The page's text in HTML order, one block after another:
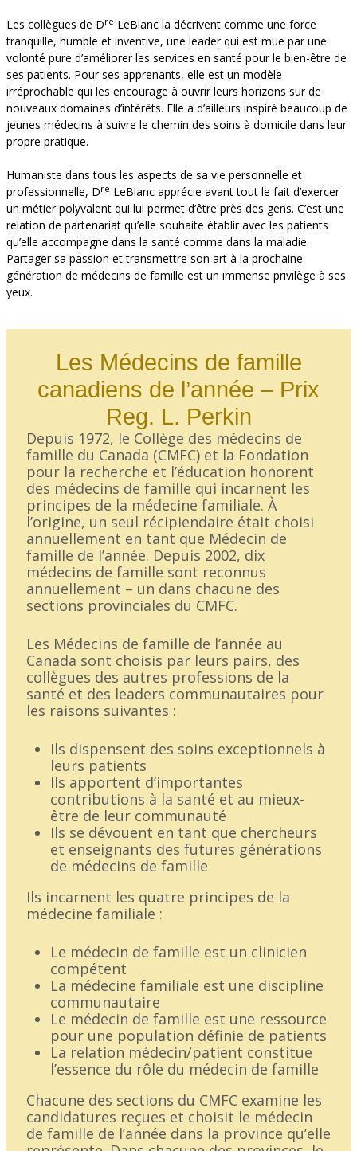
Les collègues de Dre LeBlanc la décrivent comme une force
tranquille, humble et inventive, une leader qui est mue par une
volonté pure d’améliorer les services en santé pour le bien-être de
ses patients. Pour ses apprenants, elle est un modèle
irréprochable qui les encourage à ouvrir leurs horizons sur de
nouveaux domaines d’intérêts. Elle a d’ailleurs inspiré beaucoup de
jeunes médecins à suivre le chemin des soins à domicile dans leur
propre pratique.
Humaniste dans tous les aspects de sa vie personnelle et
professionnelle, Dre LeBlanc apprécie avant tout le fait d’exercer
un métier polyvalent qui lui permet d’être près des gens. C’est une
relation de partenariat qu’elle souhaite établir avec les patients
qu’elle accompagne dans la santé comme dans la maladie.
Partager sa passion et transmettre son art à la prochaine
génération de médecins de famille est un immense privilège à ses
yeux.
Les Médecins de famille
canadiens de l’année – Prix
Reg. L. Perkin
Depuis 1972, le Collège des médecins de
famille du Canada (CMFC) et la Fondation
pour la recherche et l’éducation honorent
des médecins de famille qui incarnent les
principes de la médecine familiale. À
l’origine, un seul récipiendaire était choisi
annuellement en tant que Médecin de
famille de l’année. Depuis 2002, dix
médecins de famille sont reconnus
annuellement – un dans chacune des
sections provinciales du CMFC.
Les Médecins de famille de l’année au
Canada sont choisis par leurs pairs, des
collègues des autres professions de la
santé et des leaders communautaires pour
les raisons suivantes :
Ils dispensent des soins exceptionnels à
leurs patients
Ils apportent d’importantes
contributions à la santé et au mieux-
être de leur communauté
Ils se dévouent en tant que chercheurs
et enseignants des futures générations
de médecins de famille
Ils incarnent les quatre principes de la
médecine familiale :
Le médecin de famille est un clinicien
compétent
La médecine familiale est une discipline
communautaire
Le médecin de famille est une ressource
pour une population définie de patients
La relation médecin/patient constitue
l’essence du rôle du médecin de famille
Chacune des sections du CMFC examine les
candidatures reçues et choisit le médecin
de famille de l’année dans la province qu’elle